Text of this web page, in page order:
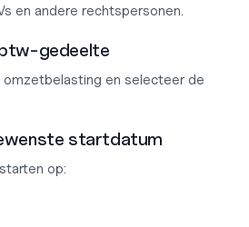
en andere rechtspersonen.
gedeelte
omzetbelasting en selecteer de
startdatum
op: